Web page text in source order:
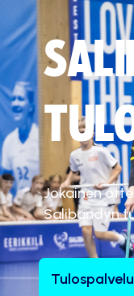
Jokainen
Salibandyn